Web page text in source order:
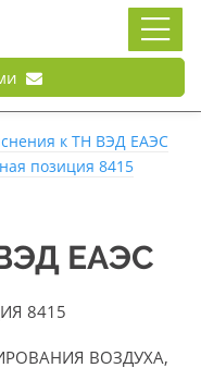
к ТН ВЭД ЕАЭС
позиция 8415
ЕАЭС
8415
ВОЗДУХА,